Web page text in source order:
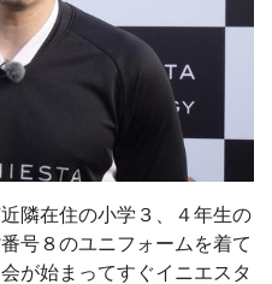
隣在住の小学３、４年生の
号８のユニフォームを着て
が始まってすぐイニエスタ